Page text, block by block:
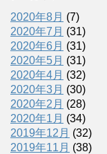
2020年8月 (7)
2020年7月 (31)
2020年6月 (31)
2020年5月 (31)
2020年4月 (32)
2020年3月 (30)
2020年2月 (28)
2020年1月 (34)
2019年12月 (32)
2019年11月 (38)